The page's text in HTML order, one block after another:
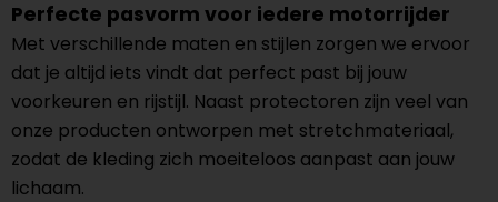
Perfecte pasvorm voor iedere motorrijder
Met verschillende maten en stijlen zorgen we ervoor
dat je altijd iets vindt dat perfect past bij jouw
voorkeuren en rijstijl. Naast protectoren zijn veel van
onze producten ontworpen met stretchmateriaal,
zodat de kleding zich moeiteloos aanpast aan jouw
lichaam.